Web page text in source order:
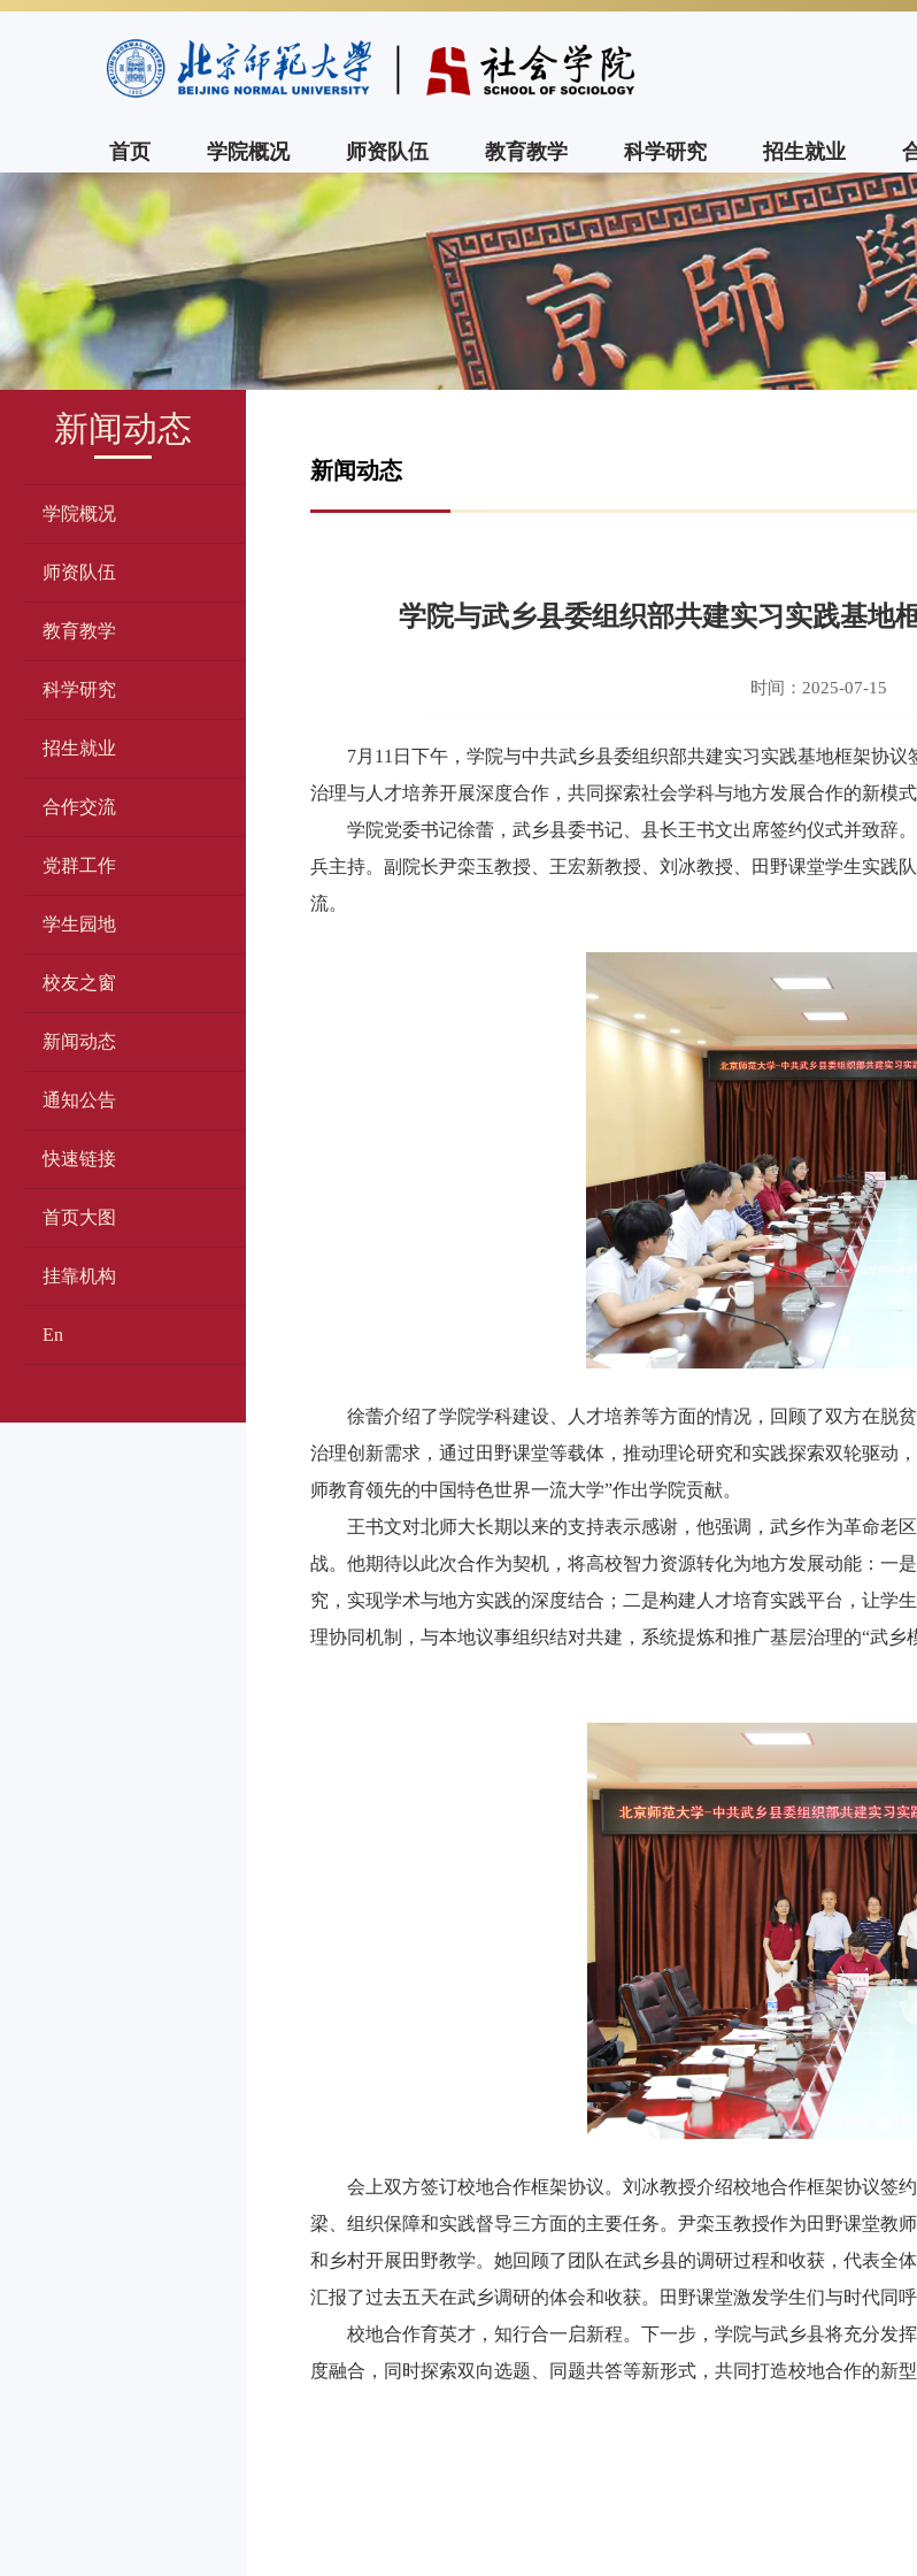
首页 学院概况 师资队伍 教育教学 科学研究 招生就业
新闻动态
学院概况
师资队伍
教育教学
科学研究
招生就业
合作交流
党群工作
学生园地
校友之窗
新闻动态
通知公告
快速链接
首页大图
挂靠机构
En
新闻动态
学院与武乡县委组织部共建实习实践基地
时间：2025-07-15
7月11日下午，学院与中共武乡县委组织部共建实习实践基地框架协
治理与人才培养开展深度合作，共同探索社会学科与地方发展合作的新模式
学院党委书记徐蕾，武乡县委书记、县长王书文出席签约仪式并致辞
兵主持。副院长尹栾玉教授、王宏新教授、刘冰教授、田野课堂学生实践
流。
徐蕾介绍了学院学科建设、人才培养等方面的情况，回顾了双方在脱
治理创新需求，通过田野课堂等载体，推动理论研究和实践探索双轮驱动
师教育领先的中国特色世界一流大学”作出学院贡献。
王书文对北师大长期以来的支持表示感谢，他强调，武乡作为革命老
战。他期待以此次合作为契机，将高校智力资源转化为地方发展动能：一
究，实现学术与地方实践的深度结合；二是构建人才培育实践平台，让学
理协同机制，与本地议事组织结对共建，系统提炼和推广基层治理的“武乡
会上双方签订校地合作框架协议。刘冰教授介绍校地合作框架协议签
梁、组织保障和实践督导三方面的主要任务。尹栾玉教授作为田野课堂教
和乡村开展田野教学。她回顾了团队在武乡县的调研过程和收获，代表全
汇报了过去五天在武乡调研的体会和收获。田野课堂激发学生们与时代同
校地合作育英才，知行合一启新程。下一步，学院与武乡县将充分发
度融合，同时探索双向选题、同题共答等新形式，共同打造校地合作的新型